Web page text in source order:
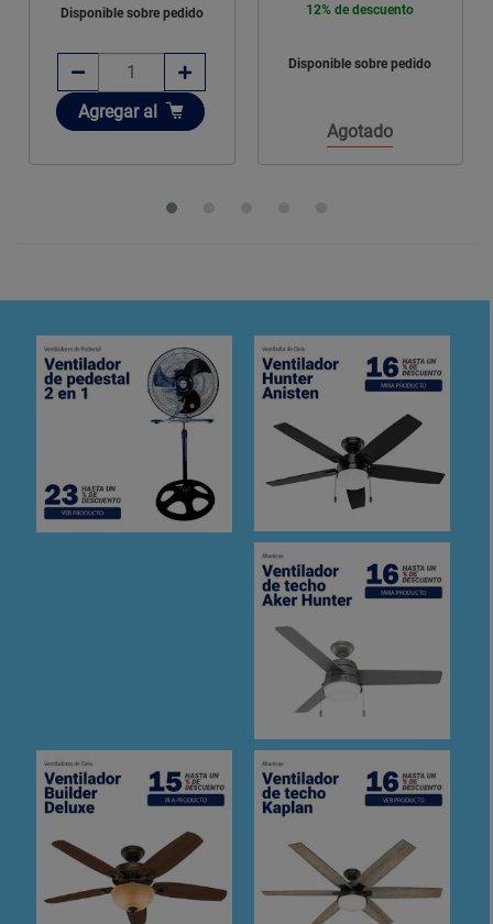
12% de descuento
Disponible sobre pedido
Agotado
10% de descuento
Disponible sobre pedido
Agotado